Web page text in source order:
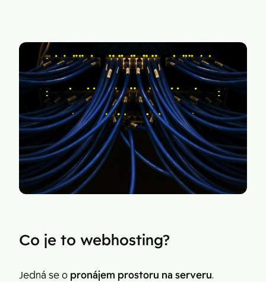
Leady
Merk
SimilarWeb
Pipedrive
Co je to webhosting?
Jedná se o pronájem prostoru na serveru.